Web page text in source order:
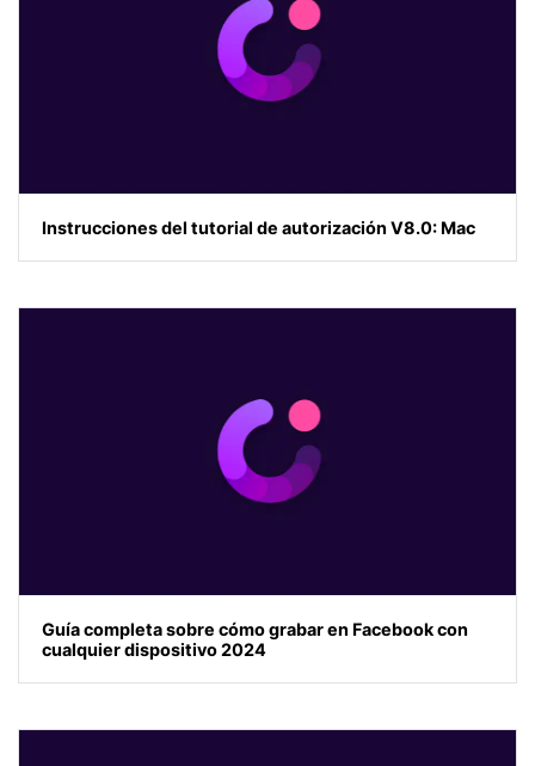
Instrucciones del tutorial de autorización V8.0: Mac
Guía completa sobre cómo grabar en Facebook con
cualquier dispositivo 2024